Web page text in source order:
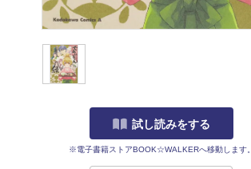
試し読みをする
※電子書籍ストアBOOK☆WALKERへ移動します。